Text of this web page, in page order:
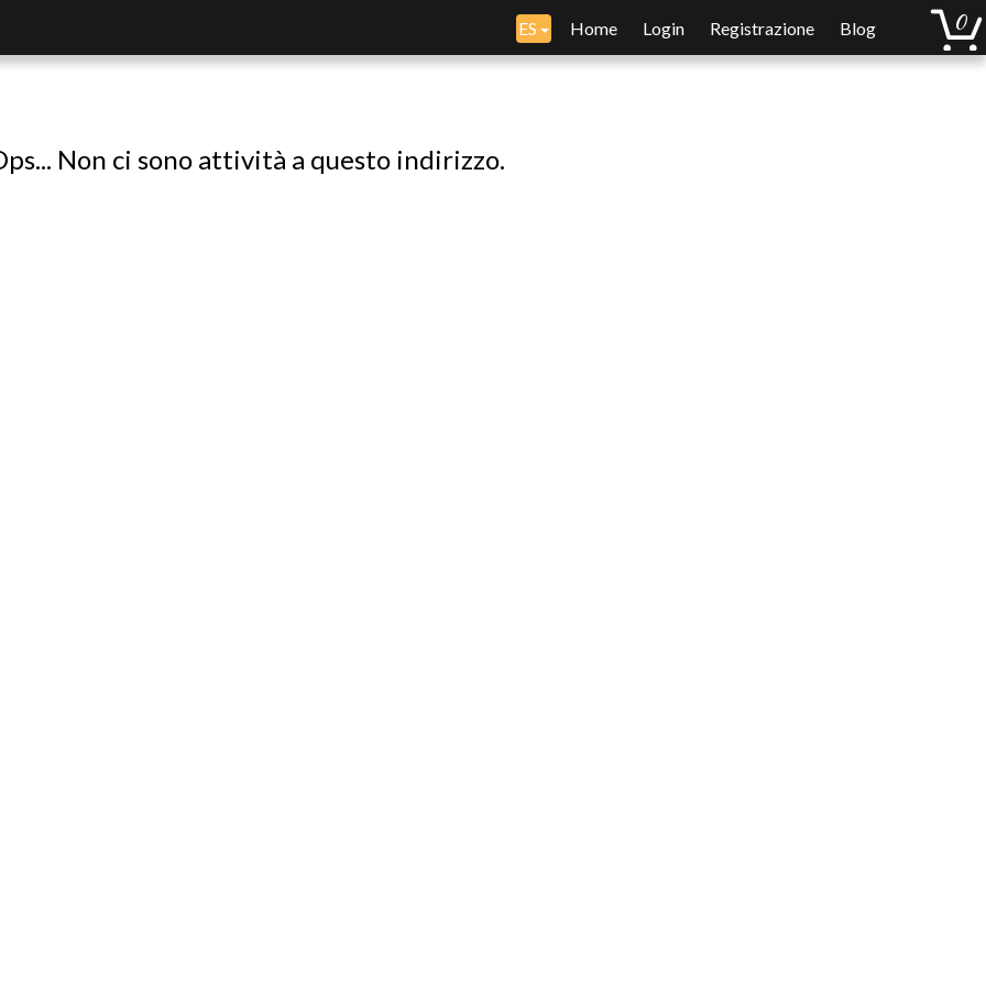
ES Home Login Registrazione Blog
Non ci sono attività a questo indirizzo.